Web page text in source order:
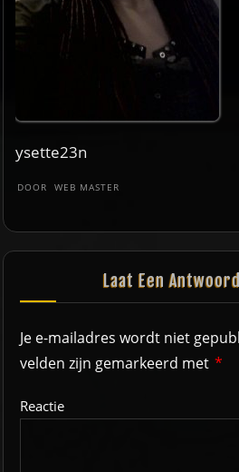
ysette23n
DOOR WEB MASTER
Laat Een
Je e-mailadres wordt niet
velden zijn gemarkeerd met *
Reactie